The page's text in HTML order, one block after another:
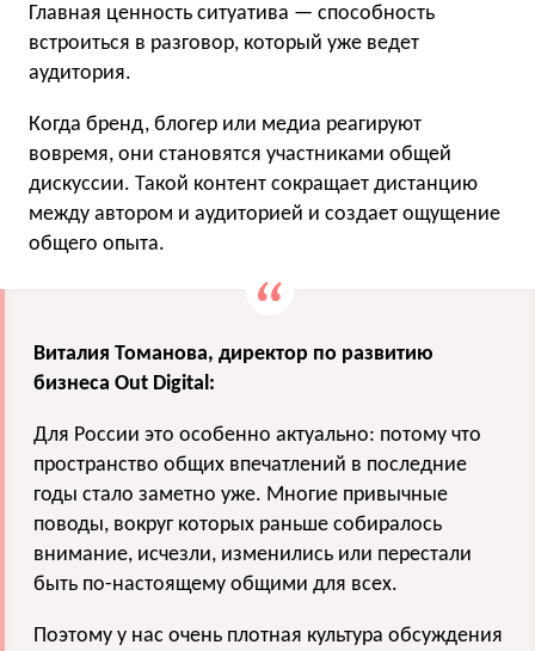
Главная ценность ситуатива — способность
встроиться в разговор, который уже ведет
аудитория.
Когда бренд, блогер или медиа реагируют
вовремя, они становятся участниками общей
дискуссии. Такой контент сокращает дистанцию
между автором и аудиторией и создает ощущение
общего опыта.
Виталия Томанова, директор по развитию
бизнеса Out Digital:
Для России это особенно актуально: потому что
пространство общих впечатлений в последние
годы стало заметно уже. Многие привычные
поводы, вокруг которых раньше собиралось
внимание, исчезли, изменились или перестали
быть по-настоящему общими для всех.
Поэтому у нас очень плотная культура обсуждения